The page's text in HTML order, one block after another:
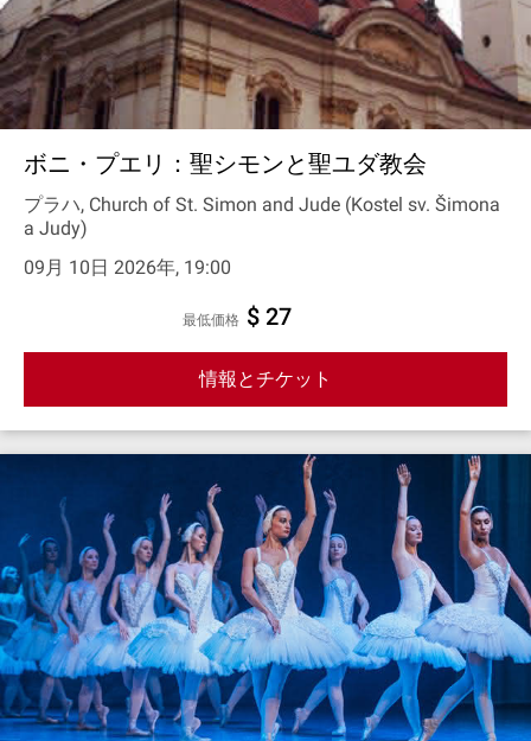
ボニ・プエリ：聖シモンと聖ユダ教会
プラハ, Church of St. Simon and Jude (Kostel sv. Šimona
a Judy)
09月 10日 2026年, 19:00
最低価格 $ 27
情報とチケット